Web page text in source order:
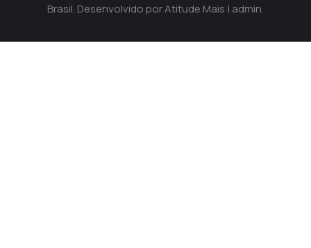
Brasil. Desenvolvido porAtitude Mais | admin.